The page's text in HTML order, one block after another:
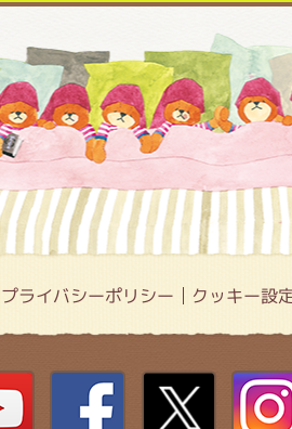
プライバシーポリシー クッキー設